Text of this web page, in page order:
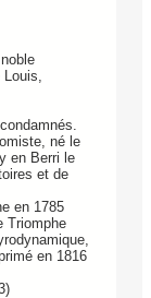
né le
en Berri le
et de
en 1785
Triomphe
en 1816